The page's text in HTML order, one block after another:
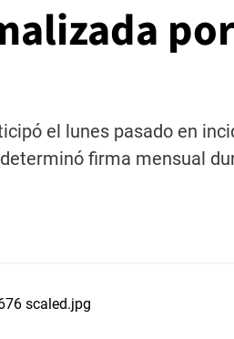
el lunes pasado en
firma mensual